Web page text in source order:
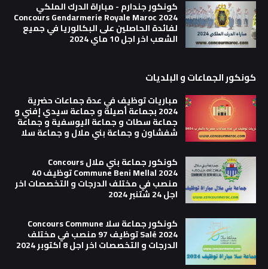
كونكور جندارم - مباراة الدرك الملكي
Concours Gendarmerie Royale Maroc 2024
لفائدة الحاصلين على البكالوريا في جميع
الشعب اخر اجل 10 ماي 2024
كونكور الجماعات و البلديات
مباريات توظيف في عدة جماعات حضرية
2024 بجماعة أصيلة و جماعة سيدي إفني و
جماعة سطات و جماعة اليوسفية و جماعة
شفشاون و جماعة بني ملال و جماعة سلا
كونكور جماعة بني ملال Concours
Commune Beni Mellal 2024 توظيف 40
منصب في مختلف الدرجات و التخصصات اخر
اجل 24 شتنبر 2024
كونكور جماعة سلا Concours Commune
Salé 2024 توظيف 97 منصب في مختلف
الدرجات و التخصصات اخر اجل 8 اكتوبر 2024